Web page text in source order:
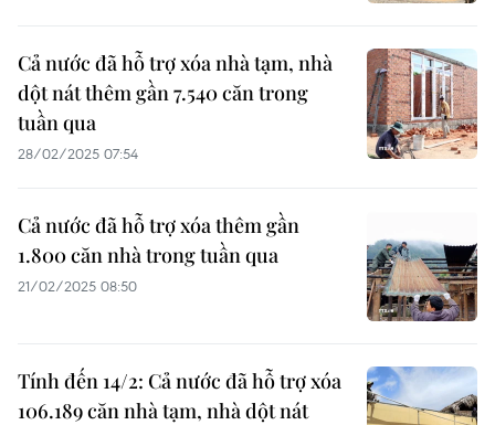
Cả nước đã hỗ trợ xóa nhà tạm, nhà
dột nát thêm gần 7.540 căn trong
tuần qua
28/02/2025 07:54
Cả nước đã hỗ trợ xóa thêm gần
1.800 căn nhà trong tuần qua
21/02/2025 08:50
Tính đến 14/2: Cả nước đã hỗ trợ xóa
106.189 căn nhà tạm, nhà dột nát